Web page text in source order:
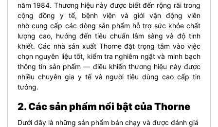
năm 1984. Thương hiệu này được biết đến rộng rãi trong
cộng đồng y tế, bệnh viện và giới vận động viên
nhờ cung cấp các dòng sản phẩm hỗ trợ sức khỏe chất
lượng cao, hướng đến tiêu chuẩn lâm sàng và độ tinh
khiết. Các nhà sản xuất Thorne đặt trọng tâm vào việc
chọn nguyên liệu tốt, kiểm tra nghiêm ngặt và minh bạch
thông tin sản phẩm — điều khiến thương hiệu này được
nhiều chuyên gia y tế và người tiêu dùng cao cấp tin
tưởng.
2. Các sản phẩm nổi bật của Thorne
Dưới đây là những sản phẩm bán chạy và được đánh giá